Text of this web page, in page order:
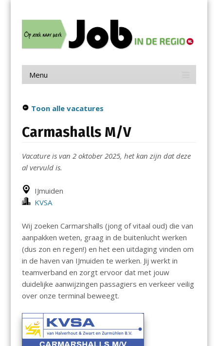
contentJob in de Regio
Menu
Toon alle vacatures
Carmashalls M/V
Vacature is van 2 oktober 2025, het kan zijn dat deze
al vervuld is.
IJmuiden
KVSA
Wij zoeken Carmarshalls (jong of vitaal oud) die van
aanpakken weten, graag in de buitenlucht werken
(dus zon en regen!) en het een uitdaging vinden om
in de haven van IJmuiden te werken. Jij werkt in
teamverband en zorgt ervoor dat met jouw
duidelijke aanwijzingen passagiers en verkeer veilig
over onze terminal beweegt.